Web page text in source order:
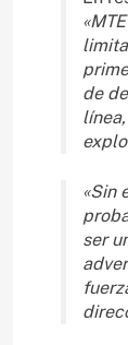
de
«Sin
ser